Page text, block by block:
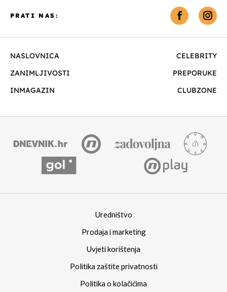
NASLOVNICA
CELEBRITY
ZANIMLJIVOSTI
PREPORUKE
INMAGAZIN
CLUBZONE
PRATI NAS:
Uredništvo
Prodaja i marketing
Uvjeti korištenja
Politika zaštite privatnosti
Politika o kolačićima